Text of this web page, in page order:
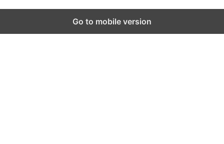
Go to mobile version